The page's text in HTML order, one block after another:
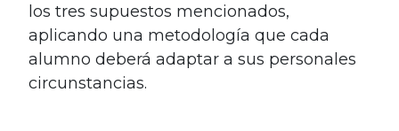
los tres supuestos mencionados,
aplicando una metodología que cada
alumno deberá adaptar a sus personales
circunstancias.